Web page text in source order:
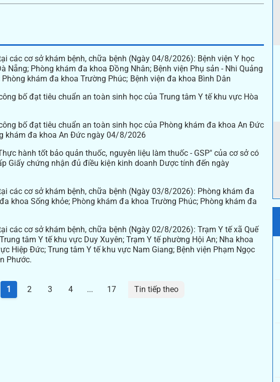
các cơ sở khám bệnh, chữa bệnh (Ngày 04/8/2026): Bệnh viện Y học
Nẵng; Phòng khám đa khoa Đồng Nhân; Bệnh viện Phụ sản - Nhi Quảng
khám đa khoa Trường Phúc; Bệnh viện đa khoa Bình Dân
bố đạt tiêu chuẩn an toàn sinh học của Trung tâm Y tế khu vực Hòa
bố đạt tiêu chuẩn an toàn sinh học của Phòng khám đa khoa An Đức
khám đa khoa An Đức ngày 04/8/2026
hành tốt bảo quản thuốc, nguyên liệu làm thuốc - GSP" của cơ sở có
Giấy chứng nhận đủ điều kiện kinh doanh Dược tính đến ngày
các cơ sở khám bệnh, chữa bệnh (Ngày 03/8/2026): Phòng khám đa
khoa Sống khỏe; Phòng khám đa khoa Trường Phúc; Phòng khám đa
các cơ sở khám bệnh, chữa bệnh (Ngày 02/8/2026): Trạm Y tế xã Quế
tâm Y tế khu vực Duy Xuyên; Trạm Y tế phường Hội An; Nha khoa
Hiệp Đức; Trung tâm Y tế khu vực Nam Giang; Bệnh viện Phạm Ngọc
Phước.
1 2 3 4 ... 17 Tin tiếp theo